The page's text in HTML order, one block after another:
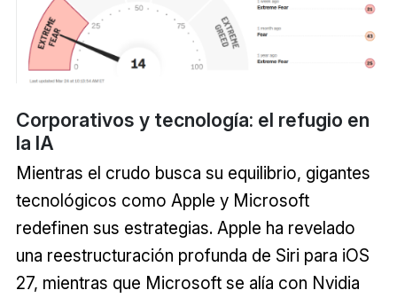
Corporativos y tecnología: el refugio en
la IA
Mientras el crudo busca su equilibrio, gigantes
tecnológicos como Apple y Microsoft
redefinen sus estrategias. Apple ha revelado
una reestructuración profunda de Siri para iOS
27, mientras que Microsoft se alía con Nvidia